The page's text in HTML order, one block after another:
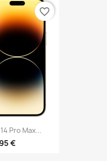
Pro Max...
€
favorite_border